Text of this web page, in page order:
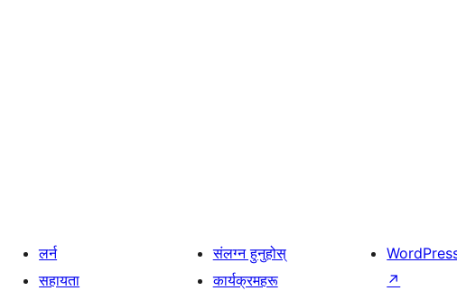
लर्न
सहायता
संलग्न हुनुहोस्
कार्यक्रमहरू
↗